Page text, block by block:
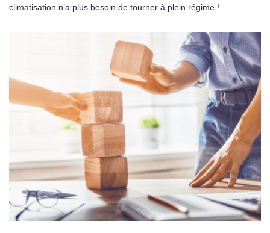
climatisation n’a plus besoin de tourner à plein régime !